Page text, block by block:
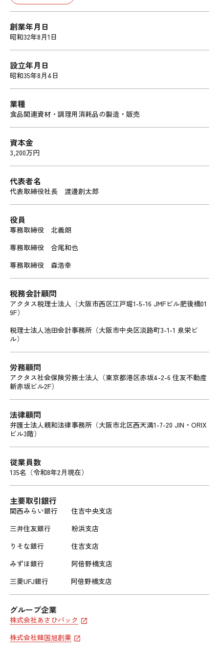
創業年月日
昭和32年8月1日
設立年月日
昭和35年8月4日
業種
食品関連資材・調理用消耗品の製造・販売
資本金
3,200万円
代表者名
代表取締役社長 渡邊創太郎
役員
専務取締役 北義朗
専務取締役 合尾和也
専務取締役 森浩幸
税務会計顧問
アクタス税理士法人（大阪市西区江戸堀1-5-16 JMFビル肥後橋01
9F）
税理士法人池田会計事務所（大阪市中央区淡路町3-1-1 泉栄ビ
ル）
労務顧問
アクタス社会保険労務士法人（東京都港区赤坂4-2-6 住友不動産
新赤坂ビル2F）
法律顧問
弁護士法人親和法律事務所（大阪市北区西天満1-7-20 JIN・ORIX
ビル3階）
従業員数
135名（令和8年2月現在）
主要取引銀行
関西みらい銀行 住吉中央支店
三井住友銀行 粉浜支店
りそな銀行 住吉支店
みずほ銀行 阿倍野橋支店
三菱UFJ銀行 阿倍野橋支店
グループ企業
株式会社あさひパック
株式会社韓国旭創業